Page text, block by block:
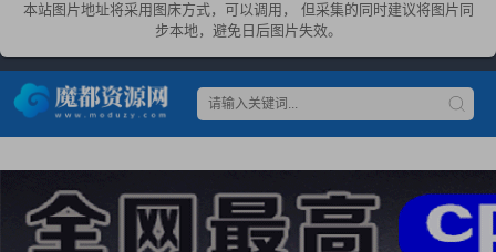
本站图片地址将采用图床方式，可以调用， 但采集的同时建议将图片同
步本地，避免日后图片失效。